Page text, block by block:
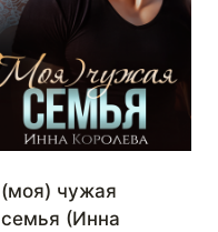
(моя) чужая
семья (Инна